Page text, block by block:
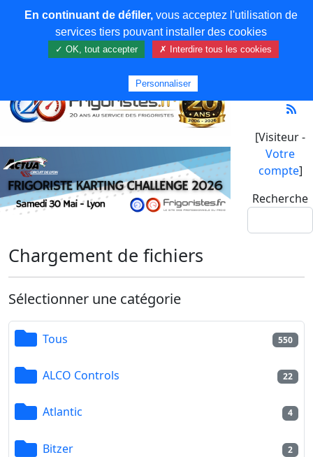
[Visiteur -
Votre
compte]
Recherche
Chargement de fichiers
Sélectionner une catégorie
Tous 550
ALCO Controls 22
Atlantic 4
Bitzer 2
En continuant de défiler,vous acceptez l'utilisation de
services tiers pouvant installer des cookies
✓ OK, tout accepter ✗ Interdire tous les cookies
Personnaliser